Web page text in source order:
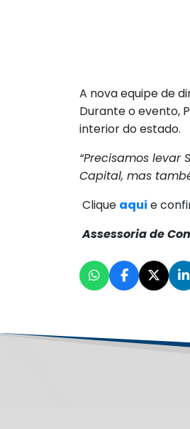
A nova equipe de
Durante o evento,
interior do estado.
“Precisamos
Capital, mas
Clique aqui e
Assessoria de